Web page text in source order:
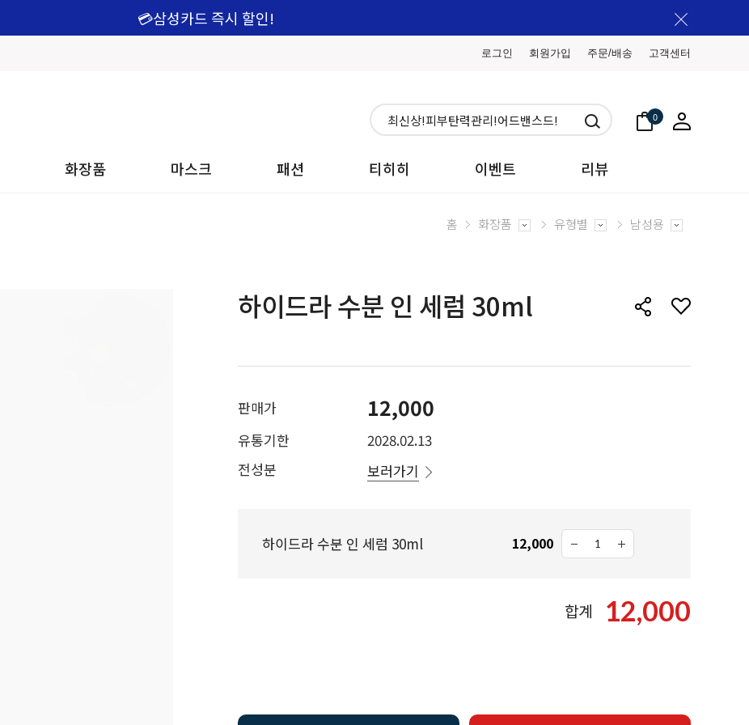
💳삼성카드 즉시 할인!
로그인 회원가입 주문/배송 고객센터
0
화장품 마스크 패션 티히히 이벤트 리뷰
홈 화장품 유형별 남성용
하이드라 수분 인 세럼 30ml
판매가 12,000
유통기한
2028.02.13
전성분
보러가기
하이드라 수분 인 세럼 30ml 12,000
합계 12,000